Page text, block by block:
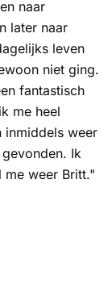
naar
later naar
leven
niet ging.
fantastisch
me heel
inmiddels weer
Ik
me weer Britt."